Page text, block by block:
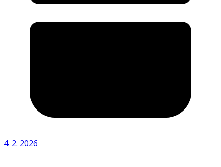
4. 2. 2026